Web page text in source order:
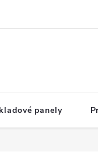
osobných údajov
panely